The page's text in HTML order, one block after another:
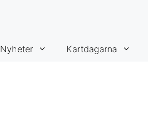
Nyheter Kartdagarna